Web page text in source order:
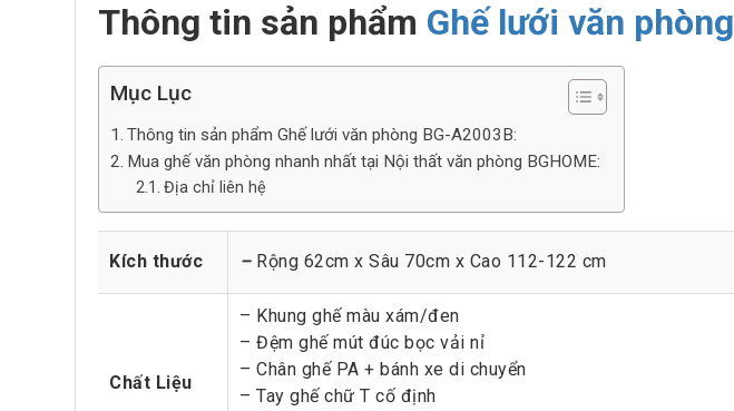
Thông tin sản phẩm Ghế lưới văn phòng
Mục Lục
Thông tin sản phẩm Ghế lưới văn phòng BG-A2003B:
Mua ghế văn phòng nhanh nhất tại Nội thất văn phòng BGHOME:
Địa chỉ liên hệ
Kích thước – Rộng 62cm x Sâu 70cm x Cao 112-122 cm
Chất Liệu
– Khung ghế màu xám/đen
– Đệm ghế mút đúc bọc vải nỉ
– Chân ghế PA + bánh xe di chuyển
– Tay ghế chữ T cố định